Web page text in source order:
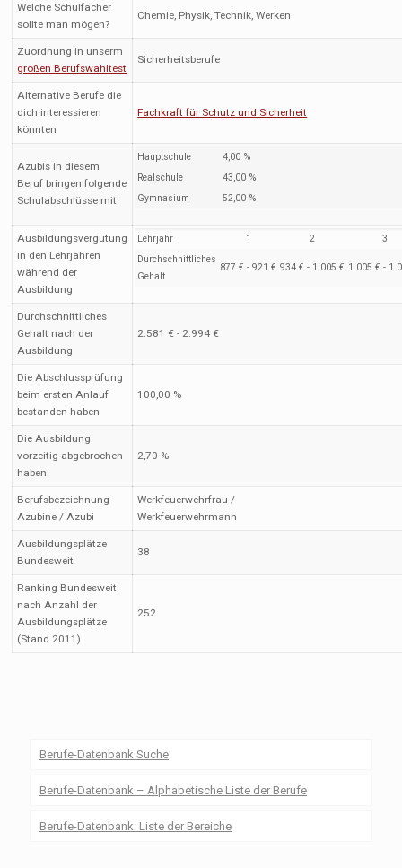
Welche Schulfächer
sollte man mögen?
Chemie, Physik, Technik, Werken
Zuordnung in unserm
großen Berufswahltest
Sicherheitsberufe
Alternative Berufe die
dich interessieren
könnten
Fachkraft für Schutz und Sicherheit
Azubis in diesem
Beruf bringen folgende
Schulabschlüsse mit
Hauptschule
4,00 %
Realschule
43,00 %
Gymnasium
52,00 %
Ausbildungsvergütung
in den Lehrjahren
während der
Ausbildung
Lehrjahr 1 2
3
Durchschnittliches
Gehalt
877 € - 921 € 934 € - 1.005 € 1.005 € -
Durchschnittliches
Gehalt nach der
Ausbildung
2.581 € - 2.994 €
Die Abschlussprüfung
beim ersten Anlauf
bestanden haben
100,00 %
Die Ausbildung
vorzeitig abgebrochen
haben
2,70 %
Berufsbezeichnung
Azubine / Azubi
Werkfeuerwehrfrau /
Werkfeuerwehrmann
Ausbildungsplätze
Bundesweit
38
Ranking Bundesweit
nach Anzahl der
Ausbildungsplätze
(Stand 2011)
252
Berufe-Datenbank Suche
Berufe-Datenbank – Alphabetische Liste der Berufe
Berufe-Datenbank: Liste der Bereiche